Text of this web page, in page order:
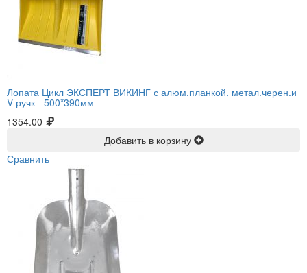
Лопата Цикл ЭКСПЕРТ ВИКИНГ с алюм.планкой, метал.черен.и
V-ручк - 500*390мм
1354.00
Добавить в корзину
Сравнить